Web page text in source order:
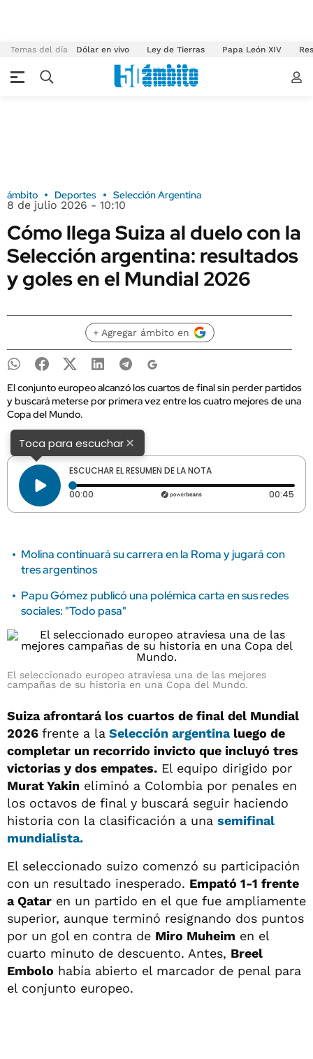
Temas del día Dólar en vivo Ley de Tierras Papa León XIV
ámbito Deportes Selección Argentina
8 de julio 2026 - 10:10
Cómo llega Suiza al duelo con la
Selección argentina: resultados
y goles en el Mundial 2026
+ Agregar ámbito en
El conjunto europeo alcanzó los cuartos de final sin perder partidos
y buscará meterse por primera vez entre los cuatro mejores de una
Copa del Mundo.
Toca para escuchar×
ESCUCHAR EL RESUMEN DE LA NOTA
00:00 Tiempo transcurrido: 0 segundos 00:45
Molina continuará su carrera en la Roma y jugará con
tres argentinos
Papu Gómez publicó una polémica carta en sus redes
sociales: "Todo pasa"
El seleccionado europeo atraviesa una de las mejores
campañas de su historia en una Copa del Mundo.
Suiza afrontará los cuartos de final del Mundial
2026 frente a la Selección argentinaluego de
completar un recorrido invicto que incluyó tres
victorias y dos empates. El equipo dirigido por
Murat Yakin eliminó a Colombia por penales en
los octavos de final y buscará seguir haciendo
historia con la clasificación a una semifinal
mundialista.
El seleccionado suizo comenzó su participación
con un resultado inesperado. Empató 1-1 frente
a Qatar en un partido en el que fue ampliamente
superior, aunque terminó resignando dos puntos
por un gol en contra de Miro Muheim en el
cuarto minuto de descuento. Antes, Breel
Embolo había abierto el marcador de penal para
el conjunto europeo.